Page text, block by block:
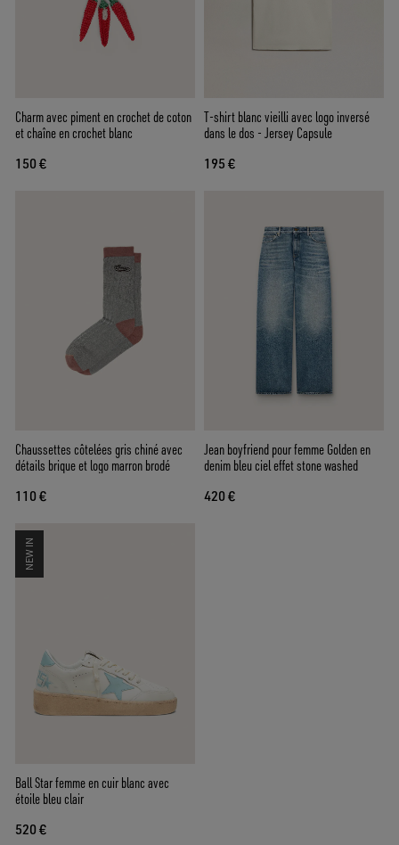
Charm avec piment en crochet de coton
et chaîne en crochet blanc
150 €
T-shirt blanc vieilli avec logo inversé
dans le dos - Jersey Capsule
195 €
Chaussettes côtelées gris chiné avec
détails brique et logo marron brodé
110 €
Jean boyfriend pour femme Golden en
denim bleu ciel effet stone washed
420 €
NEW IN
Ball Star femme en cuir blanc avec
étoile bleu clair
520 €